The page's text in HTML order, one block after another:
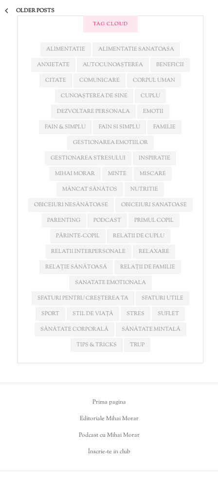
OLDER POSTS
TAG CLOUD
ALIMENTATIE
ALIMENTATIE SANATOASA
ANXIETATE
AUTOCUNOAȘTEREA
BENEFICII
CITATE
COMUNICARE
CORPUL UMAN
CUNOAȘTEREA DE SINE
CUPLU
DEZVOLTARE PERSONALA
EMOTII
FAIN & SIMPLU
FAIN SI SIMPLU
FAMILIE
GESTIONAREA EMOTIILOR
GESTIONAREA STRESULUI
INSPIRATIE
MIHAI MORAR
MINTE
MISCARE
MÂNCAT SĂNĂTOS
NUTRITIE
OBICEIURI NESĂNĂTOASE
OBICEIURI SANATOASE
PARENTING
PODCAST
PRIMUL COPIL
PĂRINTE-COPIL
RELATII DE CUPLU
RELATII INTERPERSONALE
RELAXARE
RELAȚIE SĂNĂTOASĂ
RELAȚII DE FAMILIE
SANATATE EMOTIONALA
SFATURI PENTRU CREȘTEREA TA
SFATURI UTILE
SPORT
STIL DE VIAȚĂ STRES
SUFLET
SĂNĂTATE CORPORALĂ
SĂNĂTATE MINTALĂ
TIPS & TRICKS
TRUP
Prima pagina
Editoriale Mihai Morar
Podcast cu Mihai Morar
Înscrie-te in club